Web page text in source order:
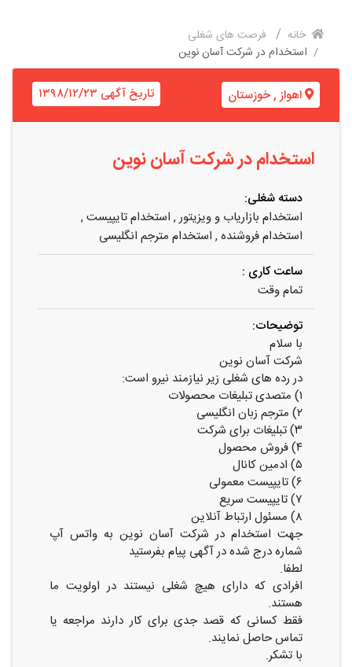
خانه
فرصت های شغلی
استخدام در شرکت آسان نوین
اهواز,خوزستان تاریخ آگهی ۱۳۹۸/۱۲/۲۳
استخدام در شرکت آسان نوین
دسته شغلی:
استخدام بازاریاب و ویزیتور, استخدام تایپیست ,
استخدام فروشنده , استخدام مترجم انگلیسی
ساعت کاری :
تمام وقت
توضیحات:
با سلام
شرکت آسان نوین
در رده های شغلی زیر نیازمند نیرو است:
۱) متصدی تبلیغات محصولات
۲) مترجم زبان انگلیسی
۳) تبلیغات برای شرکت
۴) فروش محصول
۵) ادمین کانال
۶) تایپیست معمولی
۷) تایپیست سریع
۸) مسئول ارتباط آنلاین
جهت استخدام در شرکت آسان نوین به واتس آپ
شماره درج شده در آگهی پیام بفرستید
لطفا.
افرادی که دارای هیچ شغلی نیستند در اولویت ما
هستند.
فقط کسانی که قصد جدی برای کار دارند مراجعه یا
تماس حاصل نمایند.
با تشکر.